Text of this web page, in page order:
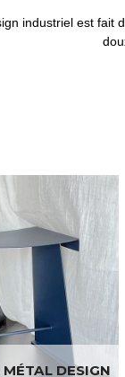
industriel est fait
DESIGN